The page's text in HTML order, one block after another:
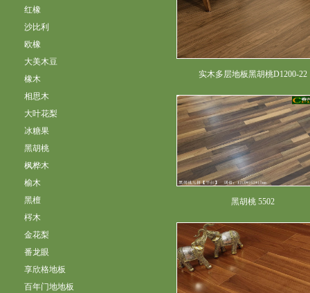
红橡
沙比利
欧橡
大美木豆
橡木
相思木
大叶花梨
冰糖果
黑胡桃
枫桦木
榆木
黑檀
梣木
金花梨
番龙眼
享欣格地板
百年门地地板
实木多层地板黑胡桃D1200-22
黑胡桃 5502